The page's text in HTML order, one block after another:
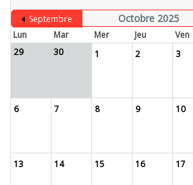
Septembre Octobre 2025
Lun
Mar Mer Jeu Ven
29
30 1 2 3
6 7 8 9 10
13 14 15 16 17